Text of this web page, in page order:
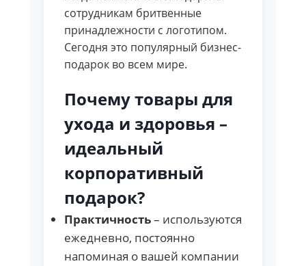
сотрудникам бритвенные
принадлежности с логотипом.
Сегодня это популярный бизнес-
подарок во всем мире.
Почему товары для
ухода и здоровья –
идеальный
корпоративный
подарок?
Практичность– используются
ежедневно, постоянно
напоминая о вашей компании